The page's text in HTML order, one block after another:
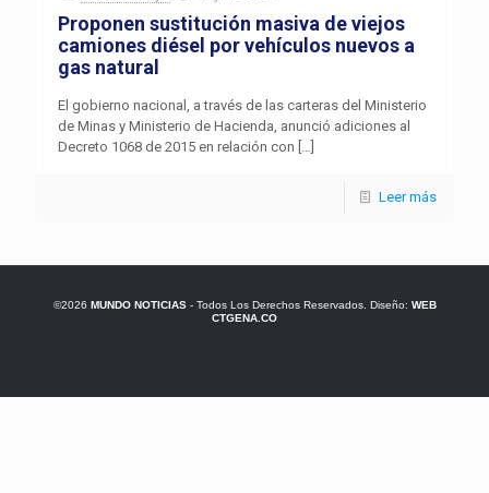
Proponen sustitución masiva de viejos
camiones diésel por vehículos nuevos a
gas natural
El gobierno nacional, a través de las carteras del Ministerio
de Minas y Ministerio de Hacienda, anunció adiciones al
Decreto 1068 de 2015 en relación con […]
Leer más
©2026 MUNDO NOTICIAS- Todos Los Derechos Reservados. Diseño: WEB
CTGENA.CO